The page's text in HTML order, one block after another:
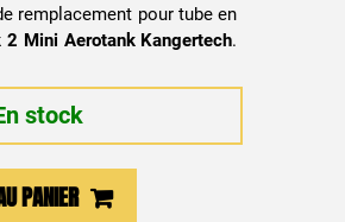
remplacement pour tube en
2 Mini Aerotank Kangertech.
stock
PANIER